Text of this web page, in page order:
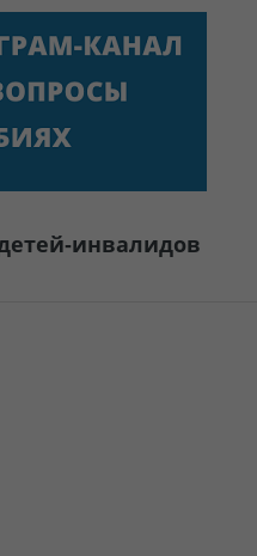
инвалидов